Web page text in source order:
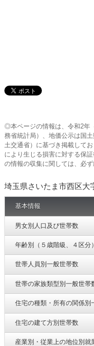
◎本ページの情報は、令和2年
務省統計局）、地価公示は国
土交通省）に基づき掲載して
により生じる損害に対する保
の情報の収集に関しては、必
埼玉県さいたま市西区大
基本情報
男女別人口及び世帯数
年齢別（５歳階級、４区分
世帯人員別一般世帯数
世帯の家族類型別一般世帯
住宅の種類・所有の関係別
住宅の建て方別世帯数
産業別・従業上の地位別就